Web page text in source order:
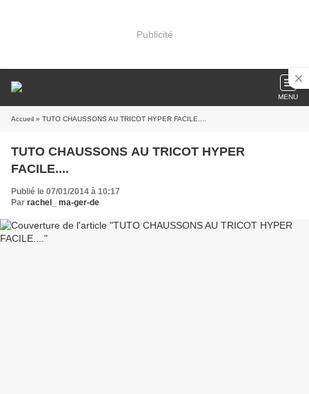
Publicité
MENU
Accueil » TUTO CHAUSSONS AU TRICOT HYPER FACILE....
TUTO CHAUSSONS AU TRICOT HYPER
FACILE....
Publié le 07/01/2014 à 10:17
Par rachel_ ma-ger-de